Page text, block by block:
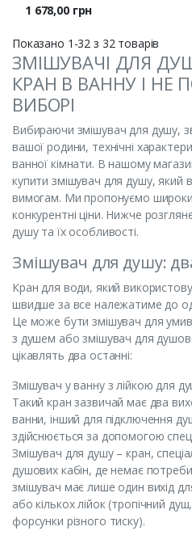
Ціна
1 678,00 грн
Показано 1-32 з 32 товарів
ЗМІШУВАЧІ ДЛЯ
КРАН В ВАННУ І
ВИБОРІ
Вибираючи змішувач для душу,
вашої родини, технічні
ванної кімнати. В нашому
купити змішувач для душу, який
вимогам. Ми пропонуємо
конкурентні ціни. Нижче
душу та їх особливості.
Змішувач для душу:
Кран для води, який
швидше за все належатиме до
Це може бути змішувач для
з душем або змішувач для
цікавлять два останні:
Змішувач у ванну з лійкою для
Такий кран зазвичай має два
ванни, інший для підключення
здійснюється за допомогою
Змішувач для душу – кран,
душових кабін, де немає
змішувач має лише один вихід
або кількох лійок (тропічний
форсунки різного тиску).